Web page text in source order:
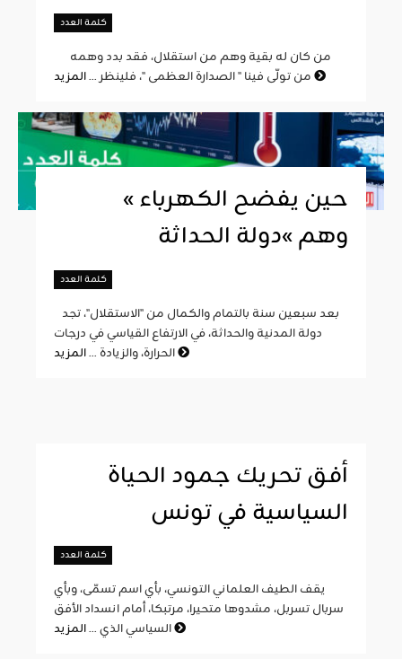
كلمة العدد
من تولّى فينا " الصدارة العظمى "، فلينظر ...
« حين يفضح الكهرباء
وهم »دولة الحداثة
كلمة العدد
دولة المدنية والحداثة، في الارتفاع القياسي في درجات
الحرارة، والزيادة ...
أفق تحريك جمود الحياة
السياسية في تونس
كلمة العدد
يقف الطيف العلماني التونسي، بأي اسم تسمّى، وبأي
سربال تسربل، مشدوها متحيرا، مرتبكا، أمام انسداد الأفق
السياسي الذي ...